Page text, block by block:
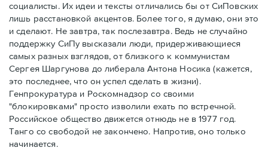
социалисты. Их идеи и тексты отличались бы от СиПовских
лишь расстановкой акцентов. Более того, я думаю, они это
и сделают. Не завтра, так послезавтра. Ведь не случайно
поддержку СиПу высказали люди, придерживающиеся
самых разных взглядов, от близкого к коммунистам
Сергея Шаргунова до либерала Антона Носика (кажется,
это последнее, что он успел сделать в жизни).
Генпрокуратура и Роскомнадзор со своими
"блокировками" просто изволили ехать по встречной.
Российское общество движется отнюдь не в 1977 год.
Танго со свободой не закончено. Напротив, оно только
начинается.